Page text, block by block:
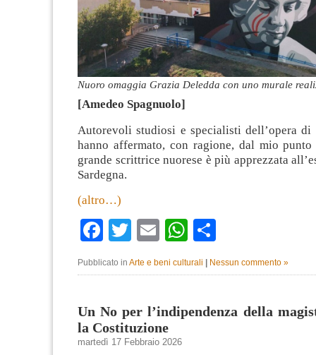
Nuoro omaggia Grazia Deledda con uno murale
[Amedeo Spagnuolo]
Autorevoli studiosi e specialisti dell’opera di
hanno affermato, con ragione, dal mio
grande scrittrice nuorese è più apprezzata
Sardegna.
(altro…)
Facebook
TwitterEmailWhatsApp
Pubblicato in Arte e beni culturali Nessun commento »
Un No per l’indipendenza della
la Costituzione
martedì 17 Febbraio 2026